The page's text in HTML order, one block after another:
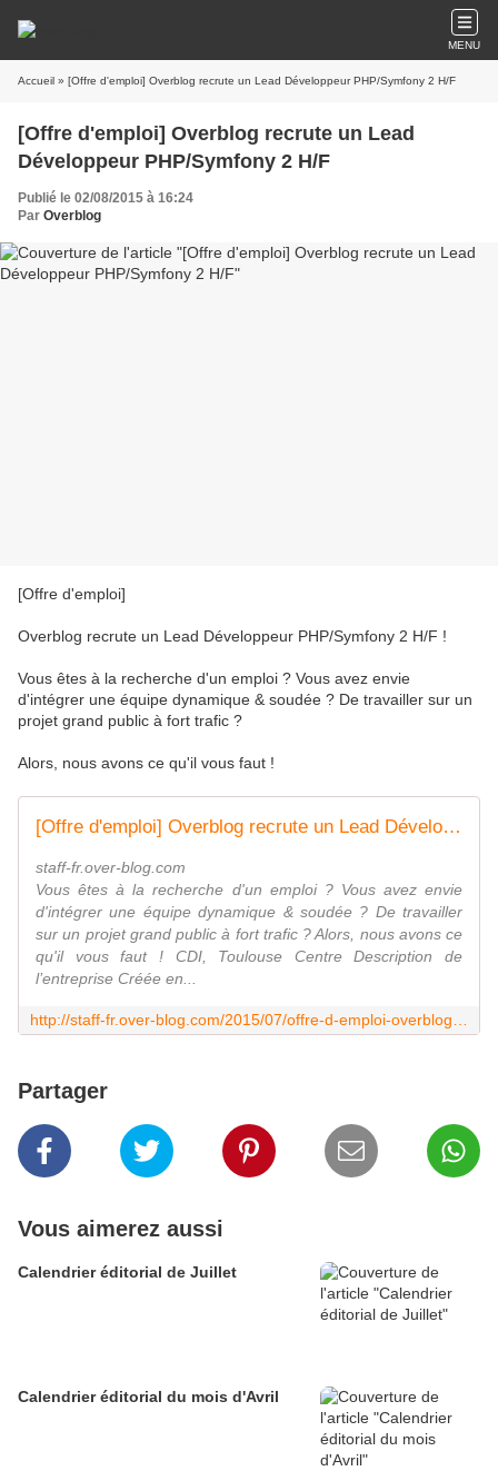
MENU
Accueil » [Offre d'emploi] Overblog recrute un Lead Développeur PHP/Symfony 2 H/F
[Offre d'emploi] Overblog recrute un Lead
Développeur PHP/Symfony 2 H/F
Publié le 02/08/2015 à 16:24
Par Overblog
[Offre d'emploi]
Overblog recrute un Lead Développeur PHP/Symfony 2 H/F !
Vous êtes à la recherche d'un emploi ? Vous avez envie
d'intégrer une équipe dynamique & soudée ? De travailler sur un
projet grand public à fort trafic ?
Alors, nous avons ce qu'il vous faut !
[Offre d'emploi] Overblog recrute un Lead Développeur PHP/Symfony 2 H/F
staff-fr.over-blog.com
Vous êtes à la recherche d'un emploi ? Vous avez envie
d'intégrer une équipe dynamique & soudée ? De travailler
sur un projet grand public à fort trafic ? Alors, nous avons ce
qu'il vous faut ! CDI, Toulouse Centre Description de
l’entreprise Créée en...
Partager
Vous aimerez aussi
Calendrier éditorial de Juillet
Calendrier éditorial du mois d'Avril